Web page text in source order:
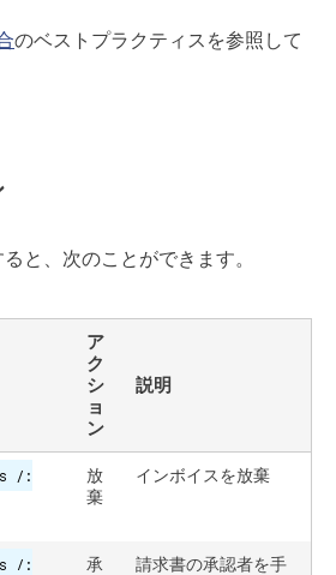
のベストプラクティスを参照して
と、次のことができます。
ア
ク
シ
ョ
ン
説明
/:
放
棄
インボイスを放棄
/:
承
請求書の承認者を手